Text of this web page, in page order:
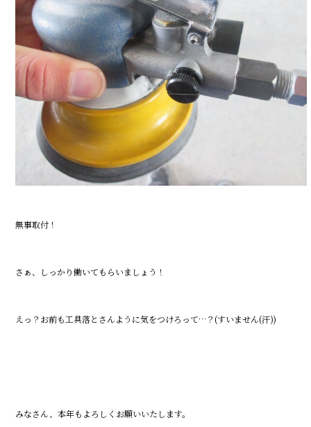
無事取付！
さぁ、しっかり働いてもらいましょう！
えっ？お前も工具落とさんように気をつけろって…？(すいません(汗))
みなさん、本年もよろしくお願いいたします。